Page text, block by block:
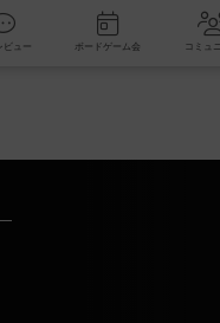
新着レビュー ボードゲーム会